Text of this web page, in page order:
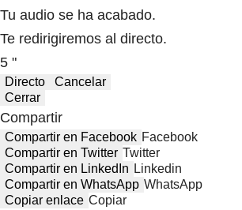
Tu audio se ha acabado.
Te redirigiremos al directo.
5 "
Directo
Cancelar
Cerrar
Compartir
Compartir en Facebook Facebook
Compartir en Twitter Twitter
Compartir en LinkedIn Linkedin
Compartir en WhatsApp WhatsApp
Copiar enlace Copiar